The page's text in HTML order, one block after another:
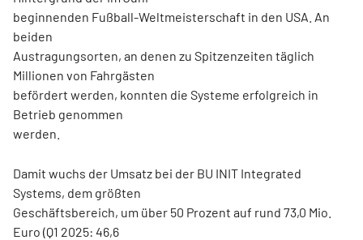
beginnenden Fußball-Weltmeisterschaft in den USA. An
beiden
Austragungsorten, an denen zu Spitzenzeiten täglich
Millionen von Fahrgästen
befördert werden, konnten die Systeme erfolgreich in
Betrieb genommen
werden.
Damit wuchs der Umsatz bei der BU INIT Integrated
Systems, dem größten
Geschäftsbereich, um über 50 Prozent auf rund 73,0 Mio.
Euro (Q1 2025: 46,6